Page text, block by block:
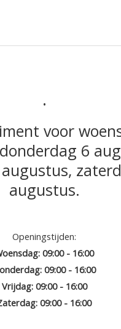
.
voor
6
augustus.
Openingstijden:
09:00 - 16:00
09:00 - 16:00
Vrijdag: 09:00 - 16:00
09:00 - 16:00